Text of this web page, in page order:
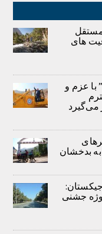
های
با عزم و
می‌گیرد
بدخشان
در سه سال آینده 190 پروژه جشنی